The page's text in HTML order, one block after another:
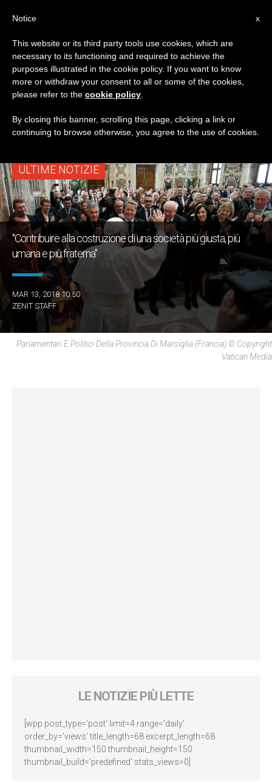
TAG
Posts Tagged
‘parlamentari’
ULTIME NOTIZIE
"Contribuire alla costruzione di una società più giusta, più
umana e più fraterna"
MAR 13, 2018 10:50
ZENIT STAFF
Parlamentari E Politici Della Provincia Di Marsiglia (Francia) © Copyright
Vatican Media
LE NOTIZIE PIÙ LETTE
[wpp post_type='post' limit=4 range='daily'
order_by='views' title_length=68 excerpt_length=68
thumbnail_width=150 thumbnail_height=150
thumbnail_build='predefined' stats_views=0]
x
Notice
This website or its third party tools use cookies, which are
necessary to its functioning and required to achieve the
purposes illustrated in the cookie policy. If you want to know
more or withdraw your consent to all or some of the cookies,
please refer to the cookie policy
By closing this banner, scrolling this page, clicking a link or
continuing to browse otherwise, you agree to the use of cookies.